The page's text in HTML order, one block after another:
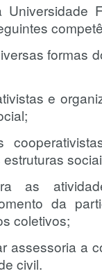
formas
e
as
da
coletivos;
assessoria a
civil.